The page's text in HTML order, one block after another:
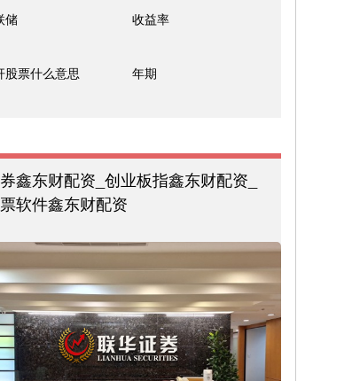
储 收益率
股票什么意思 年期
鑫东财配资_创业板指鑫东财配资_
软件鑫东财配资